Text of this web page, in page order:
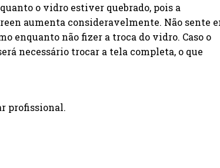
o vidro estiver quebrado, pois a
aumenta consideravelmente. Não sente
enquanto não fizer a troca do vidro. Caso o
necessário trocar a tela completa, o que
profissional.